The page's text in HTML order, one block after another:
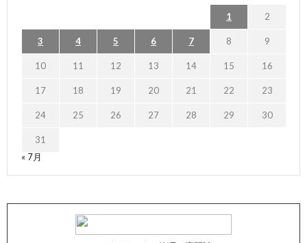
1 2
3 4 5 6 7 8 9
10 11 12 13 14 15 16
17 18 19 20 21 22 23
24 25 26 27 28 29 30
31
« 7月